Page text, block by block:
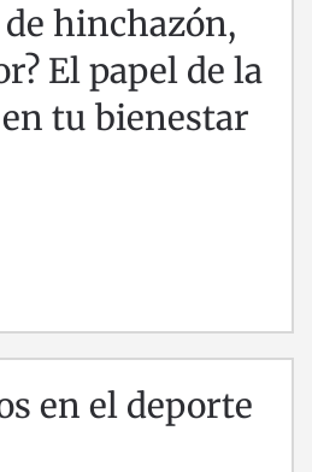
de hinchazón,
El papel de la
tu bienestar
en el deporte